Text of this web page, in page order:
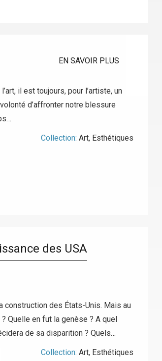
EN SAVOIR PLUS
il est toujours, pour l’artiste, un
d’affronter notre blessure
Collection: Art, Esthétiques
des USA
construction des États-Unis. Mais au
Quelle en fut la genèse ? A quel
de sa disparition ? Quels…
Collection: Art, Esthétiques